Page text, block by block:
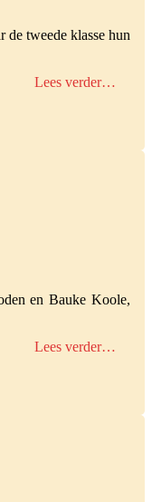
tweede klasse hun
Lees verder…
en Bauke Koole,
Lees verder…